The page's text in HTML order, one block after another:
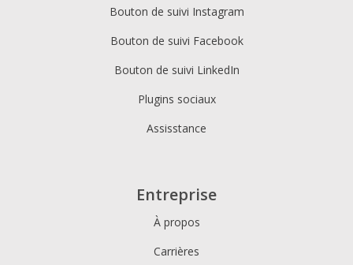
Bouton de suivi Instagram
Bouton de suivi Facebook
Bouton de suivi LinkedIn
Plugins sociaux
Assisstance
Entreprise
À propos
Carrières